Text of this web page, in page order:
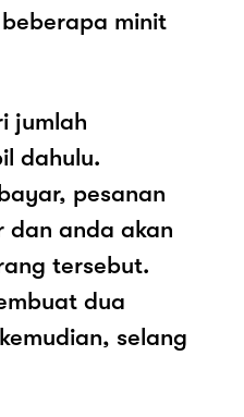
minit
jumlah
dahulu.
pesanan
dan anda akan
tersebut.
dua
selang